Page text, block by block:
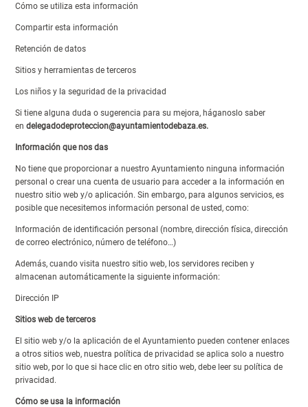
Cómo se utiliza esta información
Compartir esta información
Retención de datos
Sitios y herramientas de terceros
Los niños y la seguridad de la privacidad
Si tiene alguna duda o sugerencia para su mejora, háganoslo saber
en delegadodeproteccion@ayuntamientodebaza.es.
Información que nos das
No tiene que proporcionar a nuestro Ayuntamiento ninguna información
personal o crear una cuenta de usuario para acceder a la información en
nuestro sitio web y/o aplicación. Sin embargo, para algunos servicios, es
posible que necesitemos información personal de usted, como:
Información de identificación personal (nombre, dirección física, dirección
de correo electrónico, número de teléfono…)
Además, cuando visita nuestro sitio web, los servidores reciben y
almacenan automáticamente la siguiente información:
Dirección IP
Sitios web de terceros
El sitio web y/o la aplicación de el Ayuntamiento pueden contener enlaces
a otros sitios web, nuestra política de privacidad se aplica solo a nuestro
sitio web, por lo que si hace clic en otro sitio web, debe leer su política de
privacidad.
Cómo se usa la información